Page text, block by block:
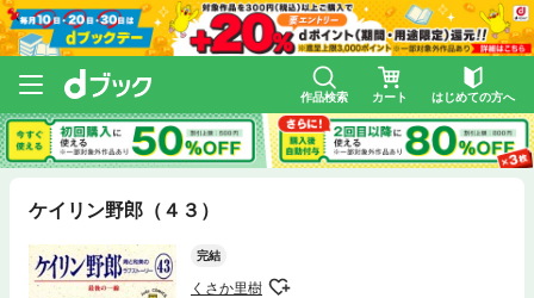
作品検索 カート はじめての方へ
ケイリン野郎（４３）
完結
くさか里樹